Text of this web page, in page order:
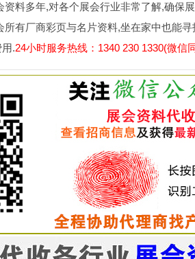
资料多年,对各个展会行业非常了解,确保
有厂商彩页与名片资料,坐在家中也能
.24小时服务热线：1340 230 1330(微信